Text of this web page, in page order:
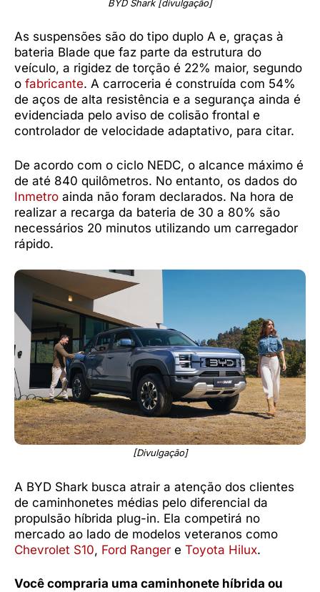
BYD Shark [divulgação]
As suspensões são do tipo duplo A e, graças à
bateria Blade que faz parte da estrutura do
veículo, a rigidez de torção é 22% maior, segundo
o fabricante. A carroceria é construída com 54%
de aços de alta resistência e a segurança ainda é
evidenciada pelo aviso de colisão frontal e
controlador de velocidade adaptativo, para citar.
De acordo com o ciclo NEDC, o alcance máximo é
de até 840 quilômetros. No entanto, os dados do
Inmetro ainda não foram declarados. Na hora de
realizar a recarga da bateria de 30 a 80% são
necessários 20 minutos utilizando um carregador
rápido.
[Divulgação]
A BYD Shark busca atrair a atenção dos clientes
de caminhonetes médias pelo diferencial da
propulsão híbrida plug-in. Ela competirá no
mercado ao lado de modelos veteranos como
Chevrolet S10, Ford Ranger e Toyota Hilux.
Você compraria uma caminhonete híbrida ou